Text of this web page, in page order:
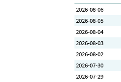
2026-08-06
2026-08-05
2026-08-04
2026-08-03
2026-08-02
2026-07-30
2026-07-29